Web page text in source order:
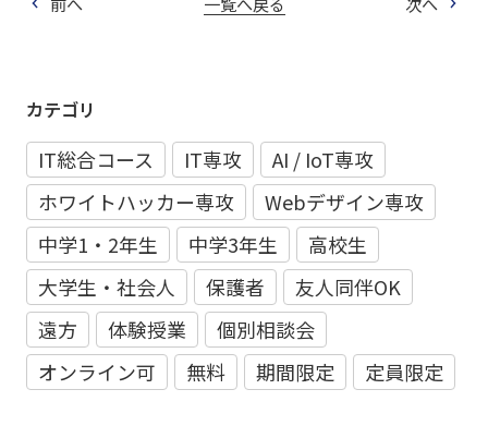
カテゴリ
IT総合コース IT専攻
AI / IoT専攻
ホワイトハッカー専攻
Webデザイン専攻
中学1・2年生
中学3年生
高校生
大学生・社会人
保護者
友人同伴OK
遠方
体験授業
個別相談会
オンライン可
無料 期間限定 定員限定